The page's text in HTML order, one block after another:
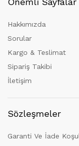
Hakkımızda
Sorular
Kargo & Teslimat
Sipariş Takibi
İletişim
Sözleşmeler
Garanti Ve İade